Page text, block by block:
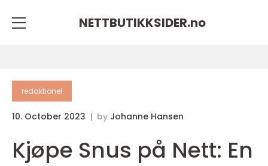
NETTBUTIKKSIDER.no
redaktionel
10. October 2023 by Johanne Hansen
Kjøpe Snus på Nett: En